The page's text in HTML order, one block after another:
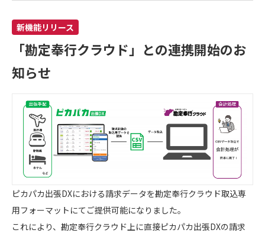
新機能リリース
「勘定奉行クラウド」との連携開始のお
知らせ
ピカパカ出張DXにおける請求データを勘定奉行クラウド取込専
用フォーマットにてご提供可能になりました。
これにより、勘定奉行クラウド上に直接ピカパカ出張DXの請求